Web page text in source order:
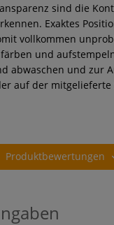
sind die
Exaktes
vollkommen
und
abwaschen und zur
auf der mitgelieferte
Produktbewertungen